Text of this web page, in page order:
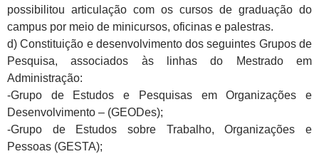
possibilitou articulação com os cursos de graduação do
campus por meio de minicursos, oficinas e palestras.
d) Constituição e desenvolvimento dos seguintes Grupos de
Pesquisa, associados às linhas do Mestrado em
Administração:
-Grupo de Estudos e Pesquisas em Organizações e
Desenvolvimento – (GEODes);
-Grupo de Estudos sobre Trabalho, Organizações e
Pessoas (GESTA);